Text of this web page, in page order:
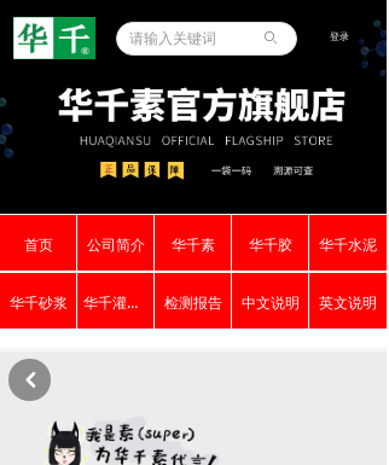
登录
ꄙ
首页 公司简介 华千素 华千胶 华千水泥
华千砂浆 华千灌浆料 检测报告 中文说明 英文说明
낒